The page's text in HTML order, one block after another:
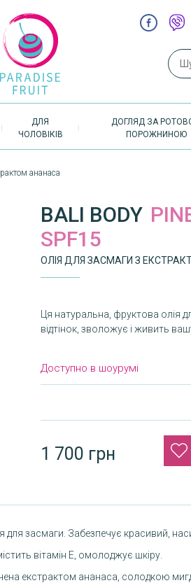
Пошук
ДЛЯ
ЧОЛОВІКІВ
ДОГЛЯД ЗА
ПОРОЖНИНОЮ
ананаса
BALI BODY
SPF15
ОЛІЯ ДЛЯ ЗАСМАГИ З
Ця натуральна, фруктова олія
відтінок, зволожує і живить
Доступно в шоурумі
1 700 грн
для засмаги. Забезпечує красивий,
вітамін E, омолоджує шкіру.
екстрактом ананаса, солодкою